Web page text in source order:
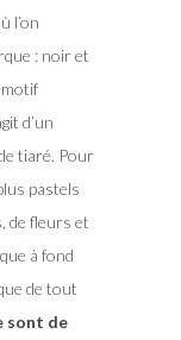
l’on
: noir et
d’un
tiaré. Pour
pastels
de fleurs et
à fond
de tout
sont de